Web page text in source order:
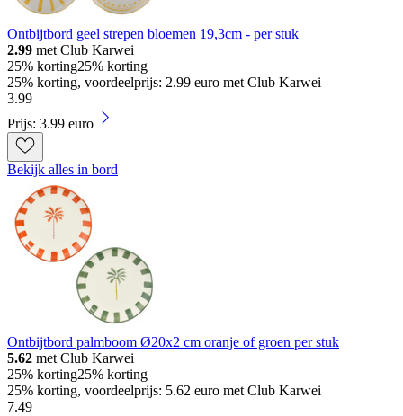
Ontbijtbord geel strepen bloemen 19,3cm - per stuk
2.99 met Club Karwei
25% korting25% korting
25% korting, voordeelprijs: 2.99 euro met Club Karwei
3.99
Prijs: 3.99 euro
Bekijk alles in bord
Ontbijtbord palmboom Ø20x2 cm oranje of groen per stuk
5.62 met Club Karwei
25% korting25% korting
25% korting, voordeelprijs: 5.62 euro met Club Karwei
7.49